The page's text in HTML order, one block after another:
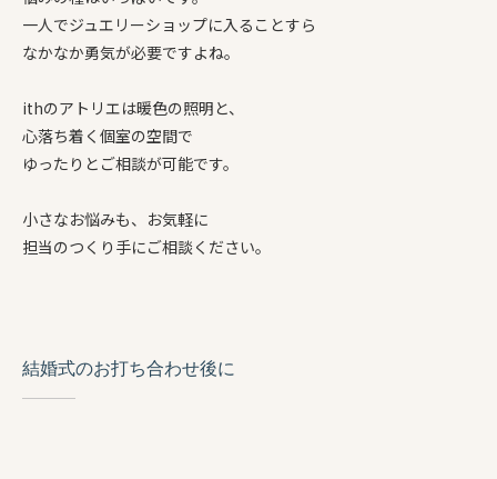
一人でジュエリーショップに入ることすら
なかなか勇気が必要ですよね。
ithのアトリエは暖色の照明と、
心落ち着く個室の空間で
ゆったりとご相談が可能です。
小さなお悩みも、お気軽に
担当のつくり手にご相談ください。
結婚式のお打ち合わせ後に